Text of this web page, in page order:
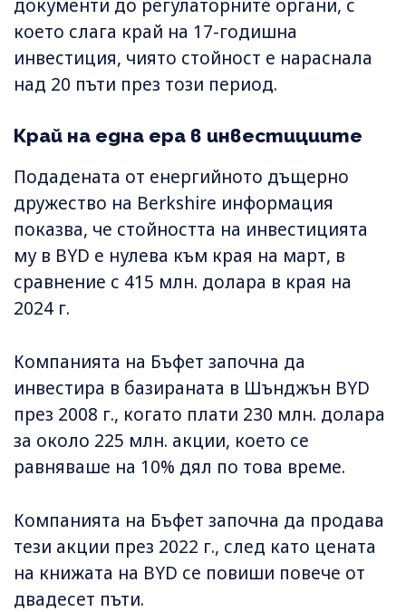
документи до регулаторните органи, с
което слага край на 17-годишна
инвестиция, чиято стойност е нараснала
над 20 пъти през този период.
Край на една ера в инвестициите
Подадената от енергийното дъщерно
дружество на Berkshire информация
показва, че стойността на инвестицията
му в BYD е нулева към края на март, в
сравнение с 415 млн. долара в края на
2024 г.
Компанията на Бъфет започна да
инвестира в базираната в Шънджън BYD
през 2008 г., когато плати 230 млн. долара
за около 225 млн. акции, което се
равняваше на 10% дял по това време.
Компанията на Бъфет започна да продава
тези акции през 2022 г., след като цената
на книжата на BYD се повиши повече от
двадесет пъти.